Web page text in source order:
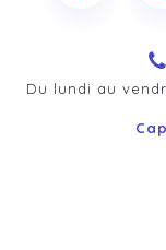
Du lundi au